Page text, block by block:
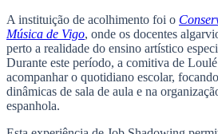
A instituição de acolhimento foi o
Música de Vigo, onde os docentes
perto a realidade do ensino artístico
Durante este período, a comitiva de
acompanhar o quotidiano escolar,
dinâmicas de sala de aula e na
espanhola.